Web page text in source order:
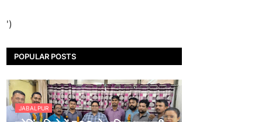
')
POPULAR POSTS
JABALPUR